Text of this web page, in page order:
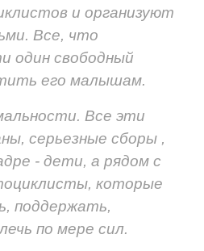
и организуют
Все, что
один свободный
его малышам.
Все эти
серьезные сборы ,
- дети, а рядом с
которые
поддержать,
по мере сил.